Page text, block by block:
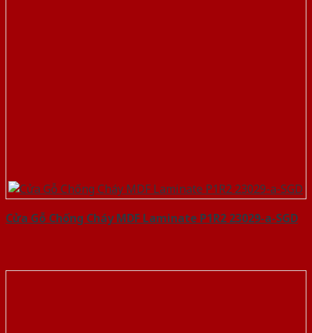
Cửa Gỗ Chống Cháy MDF Laminate P1R2 23029-a-SGD